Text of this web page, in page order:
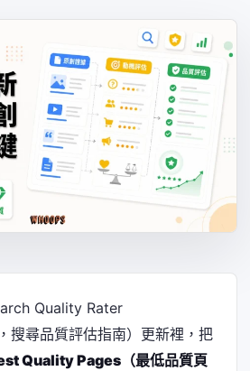
Quality Rater
搜尋品質評估指南）更新裡，把
Quality Pages（最低品質頁